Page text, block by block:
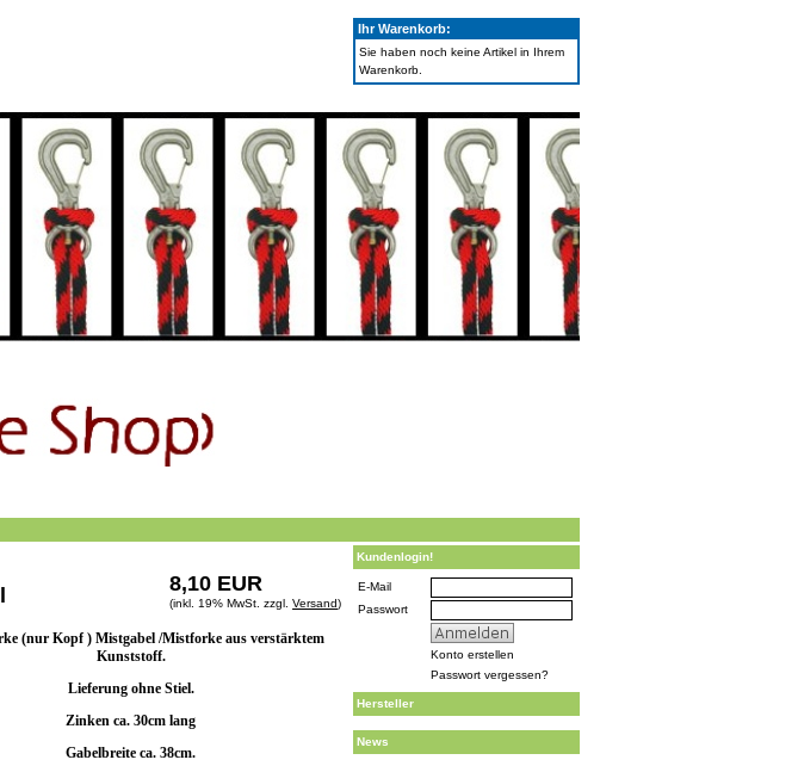
Ihr Warenkorb:
Sie haben noch keine Artikel in Ihrem
Warenkorb.
Kundenlogin!
E-Mail
Passwort
Konto erstellen
Passwort vergessen?
Hersteller
News
8,10 EUR
(inkl. 19% MwSt. zzgl.Versand)
(nur Kopf ) Mistgabel /Mistforke aus verstärktem
Kunststoff.
Lieferung ohne Stiel.
Zinken ca. 30cm lang
Gabelbreite ca. 38cm.